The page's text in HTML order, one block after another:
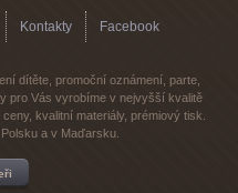
Kontakty Facebook
dítěte, promoční oznámení, parte,
pro Vás vyrobíme v nejvyšší kvalitě
kvalitní materiály, prémiový tisk.
a v Maďarsku.